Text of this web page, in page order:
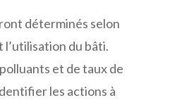
déterminés selon
l’utilisation du bâti.
et de taux de
les actions à